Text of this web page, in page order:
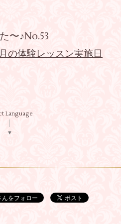
〜♪No.53
の体験レッスン実施日
Language
▼